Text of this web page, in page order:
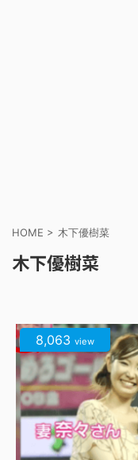
HOME > 木下優樹菜
木下優樹菜
8,063 view